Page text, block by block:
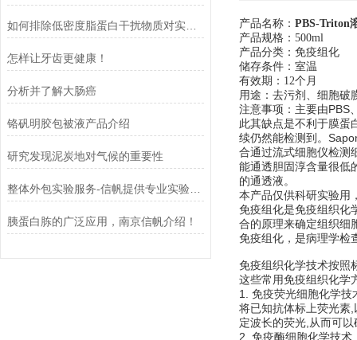
怎样让牙齿更健康！
分析并了解大肠癌
​铬矾明胶包被液产品介绍
研究发现泥炭地对气候的重要性
整体外包实验服务-信帆提供专业实验服务！
胰蛋白胨的广泛应用，南京信帆介绍！
产品名称： PBS-Triton
产品规格：500ml
产品分类：免疫组化
储存条件：室温
有效期：12个月
用途：去污剂、细胞破
注意事项： 主要由PBS
此其缺点是不利于膜蛋
续仍然能检测到。
合通过流式细胞仪检测
能通透胆固淳含量很低
的通透液。
本产品仅供科研实验用
免疫组化是免疫组织化
合的原理来确定组织细
免疫组化，是病理学检
免疫组织化学技术按照
这些常用免疫组织化学
1. 免疫荧光细胞化学技
将已知抗体标上荧光素
定波长的荧光,从而可
2. 免疫酶细胞化学技术